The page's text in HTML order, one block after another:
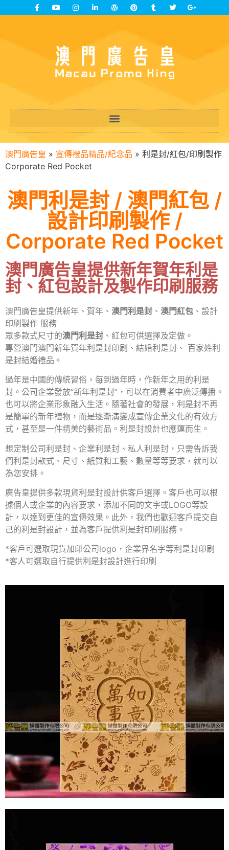
澳門廣告皇 » 宣傳禮品精品/紀念品 » 利是封/紅包/印刷製作
Corporate Red Pocket
澳門利是封 / 澳門紅包 /
設計印刷製作 /
Corporate Red Pocket
澳門廣告皇提供新年賀年利是
封、紅包設計及製作印刷服務
澳門廣告皇提供新年、賀年、 澳門利是封 、 澳門紅包 、設計
印刷製作 服務
眾多款式尺寸的澳門利是封 、紅包可供選擇及定做。
專營澳門澳門新年賀年利是封印刷、結婚利是封、 百家姓利
是封結婚禮品。
過年是中國的傳統習俗，每到過年時，作新年之用的利是
封。公司企業發放“新年利是封”，可以在消費者中廣泛傳播。
也可以將企業形象融入生活。隨著社會的發展，利是封不再
是簡單的新年禮物，而是逐漸演變成宣傳企業文化的有效方
式，甚至是一件精美的藝術品。利是封設計也應運而生。
想定制公司利是封、企業利是封、私人利是封，只需告訴我
們利是封款式、尺寸、紙質和工藝、數量等等要求，就可以
為您安排。
廣告皇提供多款現貨利是封設計供客戶選擇。客戶也可以根
據個人或企業的內容要求，添加不同的文字或LOGO等設
計，以達到更佳的宣傳效果。此外，我們也歡迎客戶提交自
己的利是封設計，並為客戶提供利是封印刷服務。
*客戶可選取現貨加印公司logo，企業界名字等利是封印刷
*客人可選取自行提供利是封設計進行印刷